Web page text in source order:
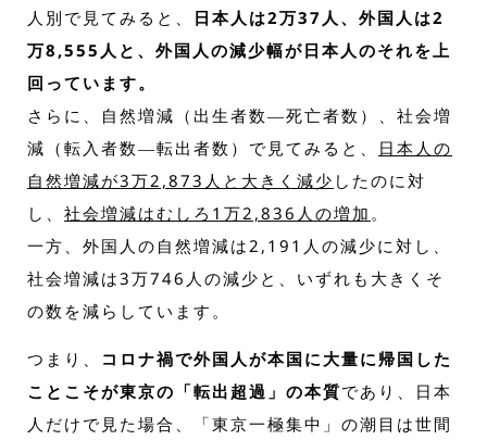
人別で見てみると、 日本人は2万37人、外国人は2
万8,555人と、外国人の減少幅が日本人のそれを上
回っています。
さらに、自然増減（出生者数―死亡者数）、社会増
減（転入者数―転出者数）で見てみると、 日本人の
自然増減が3万2,873人と大きく減少 したのに対
し、 社会増減はむしろ1万2,836人の増加 。
一方、外国人の自然増減は2,191人の減少に対し、
社会増減は3万746人の減少と、いずれも大きくそ
の数を減らしています。
つまり、 コロナ禍で外国人が本国に大量に帰国した
ことこそが東京の「転出超過」の本質であり、日本
人だけで見た場合、「東京一極集中」の潮目は世間